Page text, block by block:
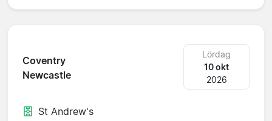
Coventry
Newcastle
Lördag
10 okt
2026
St Andrew's